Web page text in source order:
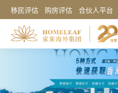
移民评估 购房评估 合伙人平台